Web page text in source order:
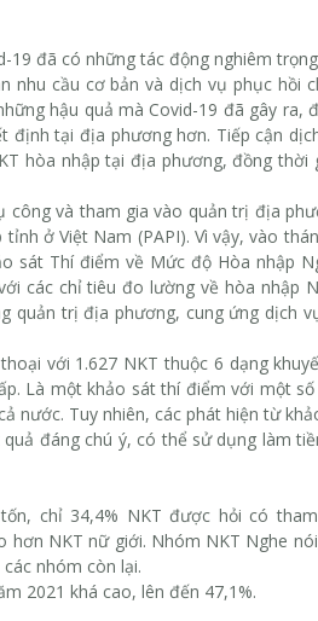
19 đã có những tác động nghiêm
nhu cầu cơ bản và dịch vụ phục hồi
hậu quả mà Covid-19 đã gây ra,
định tại địa phương hơn. Tiếp cận
hòa nhập tại địa phương, đồng thời
và tham gia vào quản trị địa
ở Việt Nam (PAPI). Vì vậy, vào
sát Thí điểm về Mức độ Hòa nhập
các chỉ tiêu đo lường về hòa nhập
quản trị địa phương, cung ứng dịch
với 1.627 NKT thuộc 6 dạng
Là một khảo sát thí điểm với một
nước. Tuy nhiên, các phát hiện từ
đáng chú ý, có thể sử dụng làm
chỉ 34,4% NKT được hỏi có
NKT nữ giới. Nhóm NKT Nghe
nhóm còn lại.
2021 khá cao, lên đến 47,1%.